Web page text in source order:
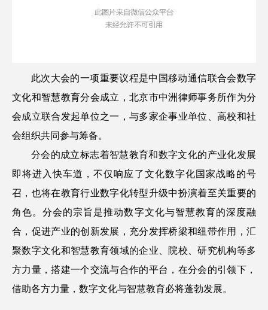
此次大会的一项重要议程是中国移动通信联合会数字
文化和智慧教育分会成立，北京市中洲律师事务所作为分
会成立联合发起单位之一，与多家企事业单位、高校和社
会组织共同参与筹备。
分会的成立标志着智慧教育和数字文化的产业化发展
即将进入快车道，不仅响应了文化数字化国家战略的号
召，也将在教育行业数字化转型升级中扮演着至关重要的
角色。分会的宗旨是推动数字文化与智慧教育的深度融
合，促进产业的创新发展，充分发挥桥梁和纽带作用，汇
聚数字文化和智慧教育领域的企业、院校、研究机构等多
方力量，搭建一个交流与合作的平台，在分会的引领下，
借助各方力量，数字文化与智慧教育必将蓬勃发展。